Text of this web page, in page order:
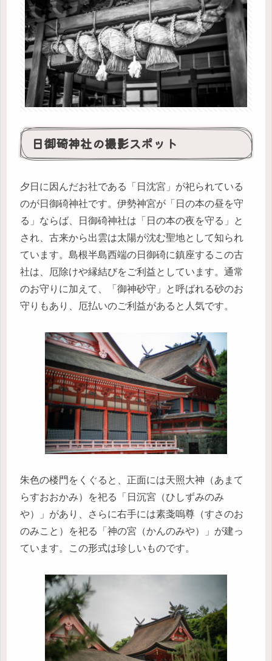
日御碕神社の撮影スポット
夕日に因んだお社である「日沈宮」が祀られている
のが日御碕神社です。伊勢神宮が「日の本の昼を守
る」ならば、日御碕神社は「日の本の夜を守る」と
され、古来から出雲は太陽が沈む聖地として知られ
ています。島根半島西端の日御碕に鎮座するこの古
社は、厄除けや縁結びをご利益としています。通常
のお守りに加えて、「御神砂守」と呼ばれる砂のお
守りもあり、厄払いのご利益があると人気です。
朱色の楼門をくぐると、正面には天照大神（あまて
らすおおかみ）を祀る「日沉宮（ひしずみのみ
や）」があり、さらに右手には素戔嗚尊（すさのお
のみこと）を祀る「神の宮（かんのみや）」が建っ
ています。この形式は珍しいものです。